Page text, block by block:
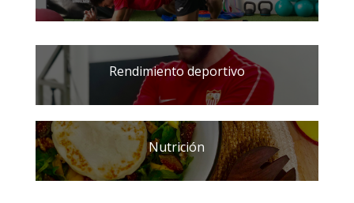
Rendimiento deportivo
Nutrición